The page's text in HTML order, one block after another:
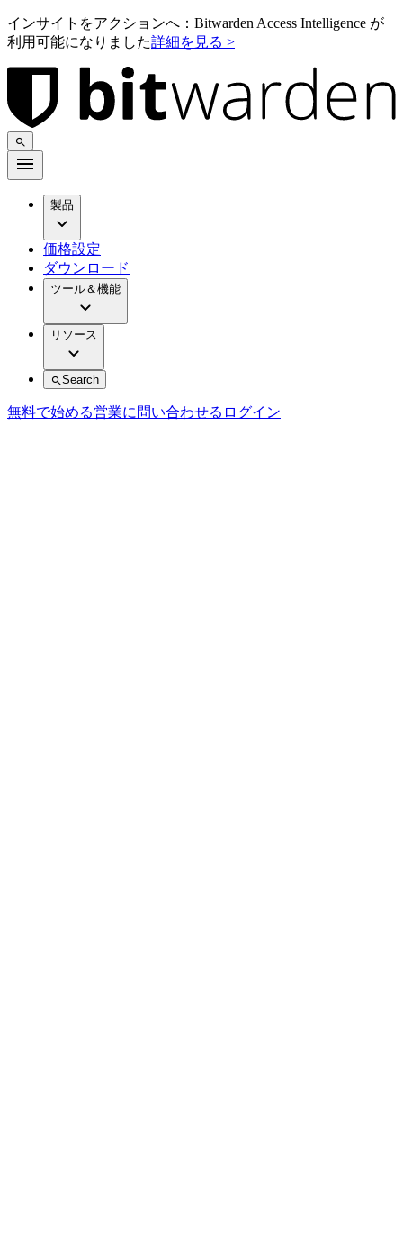
インサイトをアクションへ：Bitwarden Access Intelligence が
利用可能になりました詳細を見る >
製品
価格設定
ダウンロード
ツール＆機能
リソース
Search
無料で始める営業に問い合わせる ログイン